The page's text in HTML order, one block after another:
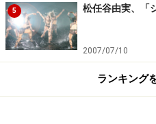
5 松任谷由実、「
2007/07/10
ランキング